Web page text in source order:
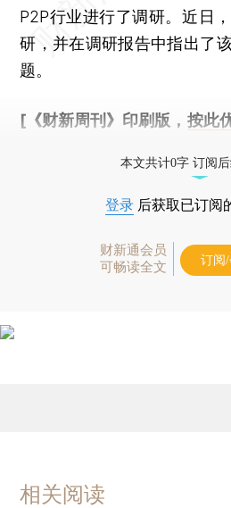
P2P行业进行了调研。近日
研，并在调研报告中指出了
题。
[《财新周刊》印刷版， 按此
本文共计0字 订阅
登录 后获取已订阅
财新通会员
可畅读全文
订阅
相关阅读